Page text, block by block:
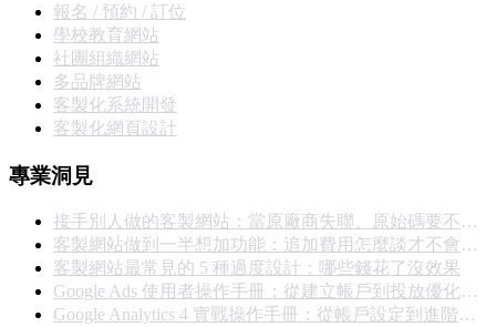
報名 / 預約 / 訂位
學校教育網站
社團組織網站
多品牌網站
客製化系統開發
客製化網頁設計
專業洞見
接手別人做的客製網站：當原廠商失聯、原始碼要不回來，你能怎麼辦
客製網站做到一半想加功能：追加費用怎麼談才不會撕破臉
客製網站最常見的 5 種過度設計：哪些錢花了沒效果
Google Ads 使用者操作手冊：從建立帳戶到投放優化的完整實戰指南
Google Analytics 4 實戰操作手冊：從帳戶設定到進階報表完整教學